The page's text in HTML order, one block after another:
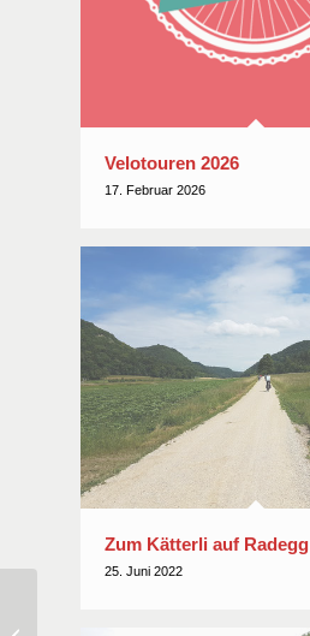
Velotouren 2026
17. Februar 2026
Zum Kätterli auf Radegg
25. Juni 2022